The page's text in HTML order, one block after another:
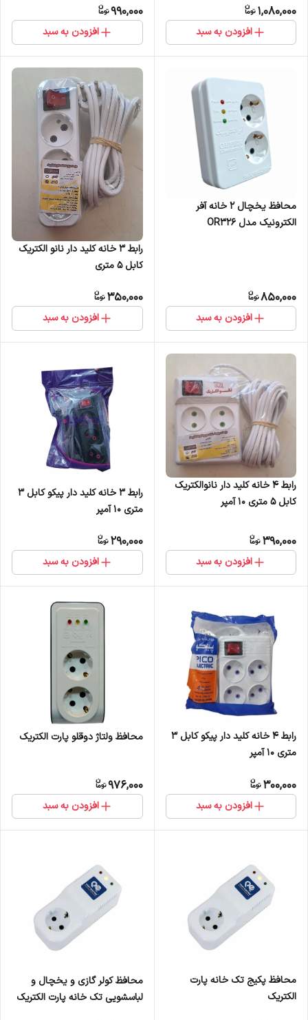
1,080,000
افزودن به سبد
990,000
افزودن به سبد
محافظ یخچال 2 خانه آفر
الکترونیک مدل OR326
850,000
افزودن به سبد
رابط 3 خانه کلید دار نانو الکتریک
کابل 5 متری
350,000
افزودن به سبد
رابط 4 خانه کلید دار نانوالکتریک
کابل 5 متری 10 آمپر
390,000
افزودن به سبد
رابط 3 خانه کلید دار پیکو کابل 3
متری 10 آمپر
290,000
افزودن به سبد
رابط 4 خانه کلید دار پیکو کابل 3
متری 10 آمپر
300,000
افزودن به سبد
محافظ ولتاژ دوقلو پارت الکتریک
976,000
افزودن به سبد
محافظ پکیج تک خانه پارت
الکتریک
محافظ کولر گازی و یخچال و
لباسشویی تک خانه پارت الکتریک